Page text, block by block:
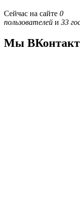
Сейчас на сайте 0
пользователей и 33
Мы